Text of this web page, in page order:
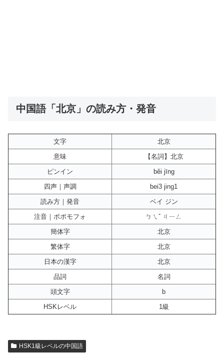
中国語「北京」の読み方・発音
文字
北京
意味
【名詞】北京
ピンイン
běi jīng
四声｜声調
bei3 jing1
読み方｜発音
ベイ ジン
注音｜ボポモフォ
ㄅㄟˇ ㄐㄧㄥ
簡体字
北京
繁体字
北京
日本の漢字
北京
品詞
名詞
頭文字
b
HSKレベル
1級
HSK1級レベルの中国語